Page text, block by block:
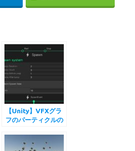
【Unity】VFXグラ
フのパーティクルの